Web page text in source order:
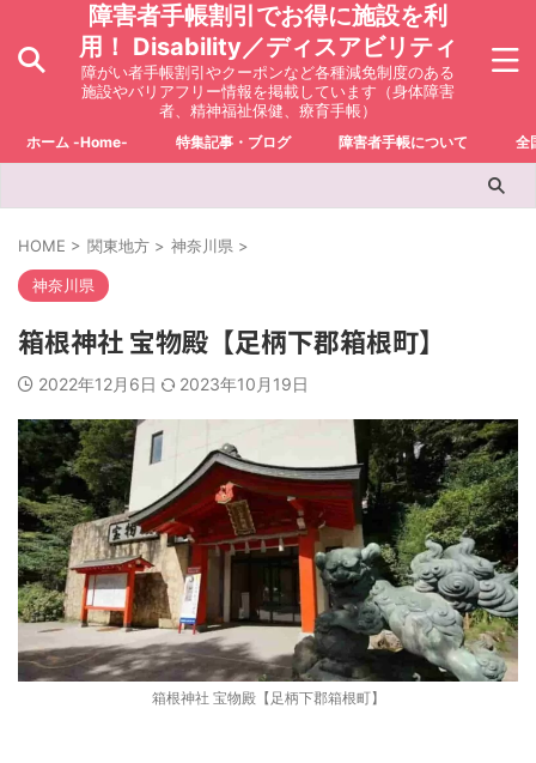
障害者手帳割引でお得に施設を利
用！ Disability／ディスアビリティ
障がい者手帳割引やクーポンなど各種減免制度のある
施設やバリアフリー情報を掲載しています（身体障害
者、精神福祉保健、療育手帳）
ホーム -Home- 特集記事・ブログ 障害者手帳について 全
HOME > 関東地方 > 神奈川県 >
神奈川県
箱根神社 宝物殿【足柄下郡箱根町】
2022年12月6日 2023年10月19日
箱根神社 宝物殿【足柄下郡箱根町】